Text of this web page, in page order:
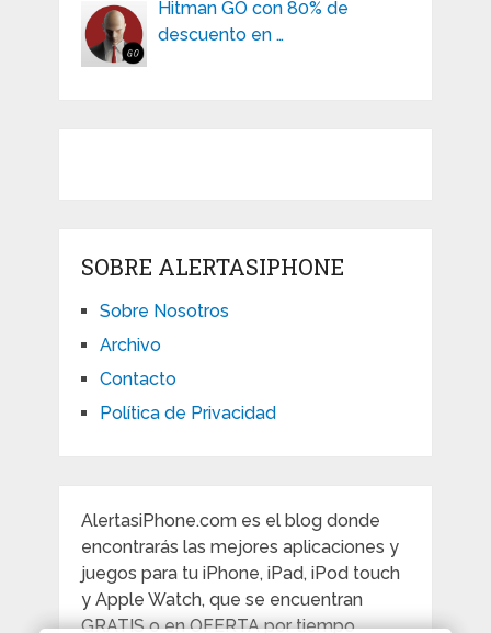
Hitman GO con 80% de
descuento en …
SOBRE ALERTASIPHONE
Sobre Nosotros
Archivo
Contacto
Política de Privacidad
AlertasiPhone.com es el blog donde
encontrarás las mejores aplicaciones y
juegos para tu iPhone, iPad, iPod touch
y Apple Watch, que se encuentran
GRATIS o en OFERTA por tiempo